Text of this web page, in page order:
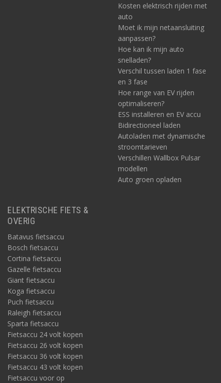
Kosten elektrisch rijden met
auto
Moet ik mijn netaansluiting
aanpassen?
Hoe kan ik mijn auto
snelladen?
Verschil tussen laden 1 fase
en 3 fase
Hoe range van EV rijden
optimaliseren?
ESS installeren en EV accu
Bidirectioneel laden
Autoladen met dynamische
stroomtarieven
Verschillen Wallbox Pulsar
modellen
Auto groen opladen
ELEKTRISCHE FIETS &
OVERIG
Batavus fietsaccu
Bosch fietsaccu
Cortina fietsaccu
Gazelle fietsaccu
Giant fietsaccu
Koga fietsaccu
Puch fietsaccu
Raleigh fietsaccu
Sparta fietsaccu
Fietsaccu 24 volt kopen
Fietsaccu 26 volt kopen
Fietsaccu 36 volt kopen
Fietsaccu 43 volt kopen
Fietsaccu voor op